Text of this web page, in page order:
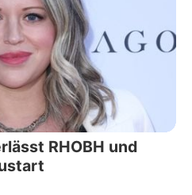
RHOBH und